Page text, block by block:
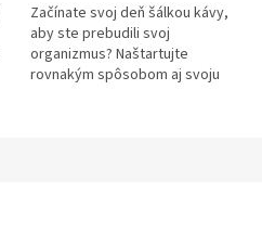
Začínate svoj deň šálkou kávy,
aby ste prebudili svoj
organizmus? Naštartujte
rovnakým spôsobom aj svoju